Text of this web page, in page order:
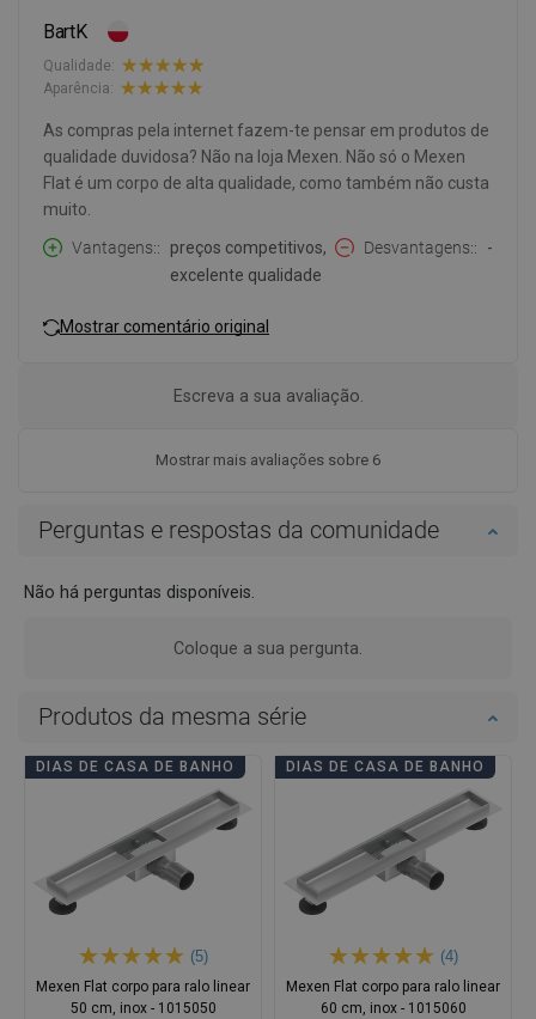
BartK
Qualidade:
Aparência:
As compras pela internet fazem-te pensar em produtos de
qualidade duvidosa? Não na loja Mexen. Não só o Mexen
Flat é um corpo de alta qualidade, como também não custa
muito.
Vantagens:
preços competitivos,
excelente qualidade
Desvantagens: -
Mostrar comentário original
Mostrar mais avaliações sobre 6
Escreva a sua avaliação.
Perguntas e respostas da comunidade
Não há perguntas disponíveis.
Coloque a sua pergunta.
Produtos da mesma série
DIAS DE CASA DE BANHO
(5)
Mexen Flat corpo para ralo linear
50 cm, inox - 1015050
DIAS DE CASA DE BANHO
(4)
Mexen Flat corpo para ralo linear
60 cm, inox - 1015060